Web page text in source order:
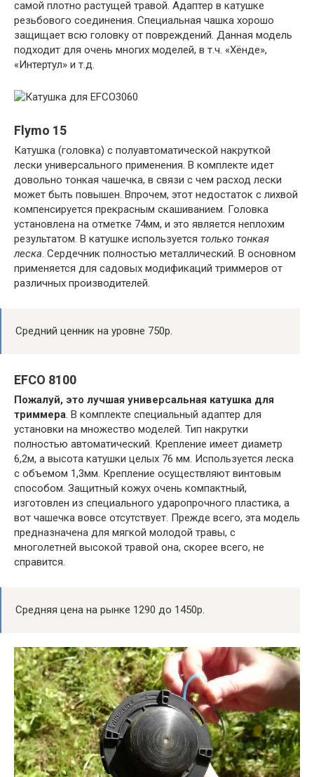
самой плотно растущей травой. Адаптер в катушке
резьбового соединения. Специальная чашка хорошо
защищает всю головку от повреждений. Данная модель
подходит для очень многих моделей, в т.ч. «Хёнде»,
«Интертул» и т.д.
Flymo 15
Катушка (головка) с полуавтоматической накруткой
лески универсального применения. В комплекте идет
довольно тонкая чашечка, в связи с чем расход лески
может быть повышен. Впрочем, этот недостаток с лихвой
компенсируется прекрасным скашиванием. Головка
установлена на отметке 74мм, и это является неплохим
результатом. В катушке используется только тонкая
леска. Сердечник полностью металлический. В основном
применяется для садовых модификаций триммеров от
различных производителей.
Средний ценник на уровне 750р.
EFCO 8100
Пожалуй, это лучшая универсальная катушка для
триммера. В комплекте специальный адаптер для
установки на множество моделей. Тип накрутки
полностью автоматический. Крепление имеет диаметр
6,2м, а высота катушки целых 76 мм. Используется леска
с объемом 1,3мм. Крепление осуществляют винтовым
способом. Защитный кожух очень компактный,
изготовлен из специального ударопрочного пластика, а
вот чашечка вовсе отсутствует. Прежде всего, эта модель
предназначена для мягкой молодой травы, с
многолетней высокой травой она, скорее всего, не
справится.
Средняя цена на рынке 1290 до 1450р.